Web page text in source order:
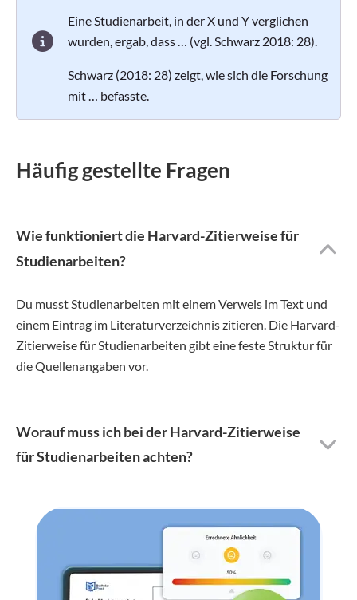
Eine Studienarbeit, in der X und Y verglichen
wurden, ergab, dass … (vgl. Schwarz 2018: 28).
Schwarz (2018: 28) zeigt, wie sich die Forschung
mit … befasste.
Häufig gestellte Fragen
Wie funktioniert die Harvard-Zitierweise für
Studienarbeiten?
Du musst Studienarbeiten mit einem Verweis im Text und
einem Eintrag im Literaturverzeichnis zitieren. Die Harvard-
Zitierweise für Studienarbeiten gibt eine feste Struktur für
die Quellenangaben vor.
Worauf muss ich bei der Harvard-Zitierweise
für Studienarbeiten achten?